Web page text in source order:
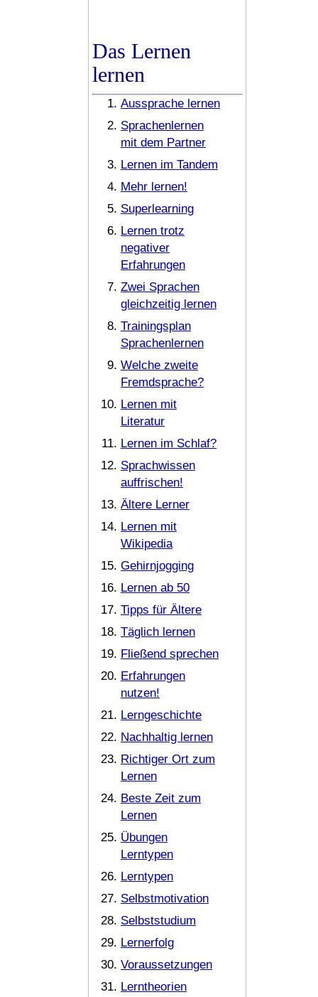
Das Lernen
lernen
Aussprache lernen
Sprachenlernen
mit dem Partner
Lernen im Tandem
Mehr lernen!
Superlearning
Lernen trotz
negativer
Erfahrungen
Zwei Sprachen
gleichzeitig lernen
Trainingsplan
Sprachenlernen
Welche zweite
Fremdsprache?
Lernen mit
Literatur
Lernen im Schlaf?
Sprachwissen
auffrischen!
Ältere Lerner
Lernen mit
Wikipedia
Gehirnjogging
Lernen ab 50
Tipps für Ältere
Täglich lernen
Fließend sprechen
Erfahrungen
nutzen!
Lerngeschichte
Nachhaltig lernen
Richtiger Ort zum
Lernen
Beste Zeit zum
Lernen
Übungen
Lerntypen
Lerntypen
Selbstmotivation
Selbststudium
Lernerfolg
Voraussetzungen
Lerntheorien